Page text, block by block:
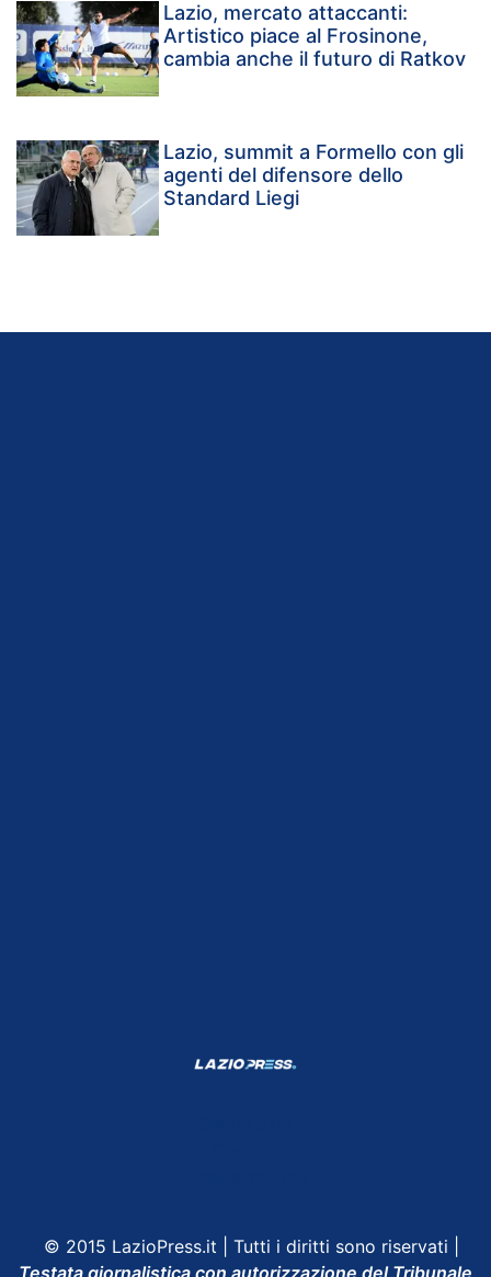
Lazio, mercato attaccanti:
Artistico piace al Frosinone,
cambia anche il futuro di Ratkov
Lazio, summit a Formello con gli
agenti del difensore dello
Standard Liegi
© 2015 LazioPress.it | Tutti i diritti sono riservati |
Testata giornalistica con autorizzazione del Tribunale